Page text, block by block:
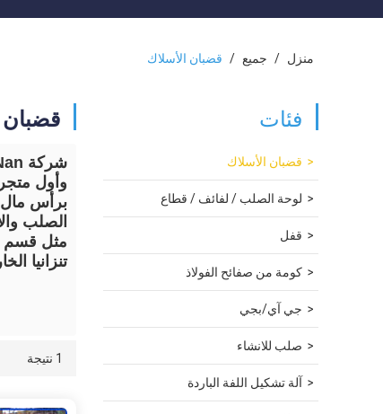
منزل / جميع / قضبان الأسلاك
فئات
قضبان الأسلاك
لوحة الصلب / لفائف / قطاع
قفل
كومة من صفائح الفولاذ
جي آي/بجي
صلب للانشاء
آلة تشكيل اللفة الباردة
قضبان
وأول متجر Alibaba KA في Tangshan.
الصلب
مثل قسم
تنزانيا
1 نتيجة عرض